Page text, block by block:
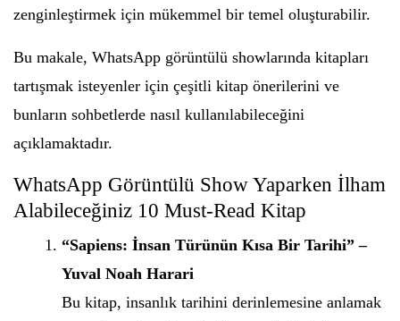
zenginleştirmek için mükemmel bir temel oluşturabilir.
Bu makale, WhatsApp görüntülü showlarında kitapları
tartışmak isteyenler için çeşitli kitap önerilerini ve
bunların sohbetlerde nasıl kullanılabileceğini
açıklamaktadır.
WhatsApp Görüntülü Show Yaparken İlham
Alabileceğiniz 10 Must-Read Kitap
“Sapiens: İnsan Türünün Kısa Bir Tarihi” –
Yuval Noah Harari
Bu kitap, insanlık tarihini derinlemesine anlamak